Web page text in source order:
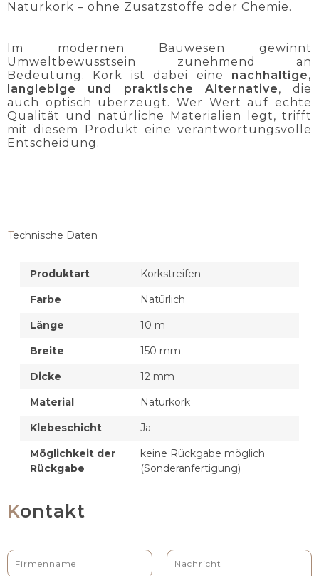
Naturkork – ohne Zusatzstoffe oder Chemie.
Im modernen Bauwesen gewinnt
Umweltbewusstsein zunehmend an
Bedeutung. Kork ist dabei eine nachhaltige,
langlebige und praktische Alternative, die
auch optisch überzeugt. Wer Wert auf echte
Qualität und natürliche Materialien legt, trifft
mit diesem Produkt eine verantwortungsvolle
Entscheidung.
Technische Daten
Produktart
Korkstreifen
Farbe
Natürlich
Länge
10 m
Breite
150 mm
Dicke
12 mm
Material
Naturkork
Klebeschicht
Ja
Möglichkeit der
Rückgabe
keine Rückgabe möglich
(Sonderanfertigung)
Kontakt